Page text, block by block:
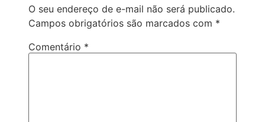
O seu endereço de e-mail não será publicado.
Campos obrigatórios são marcados com *
Comentário *